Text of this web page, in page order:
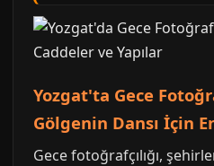
Yozgat'ta Gece
Gölgenin Dansı İçin
Gece fotoğrafçılığı,